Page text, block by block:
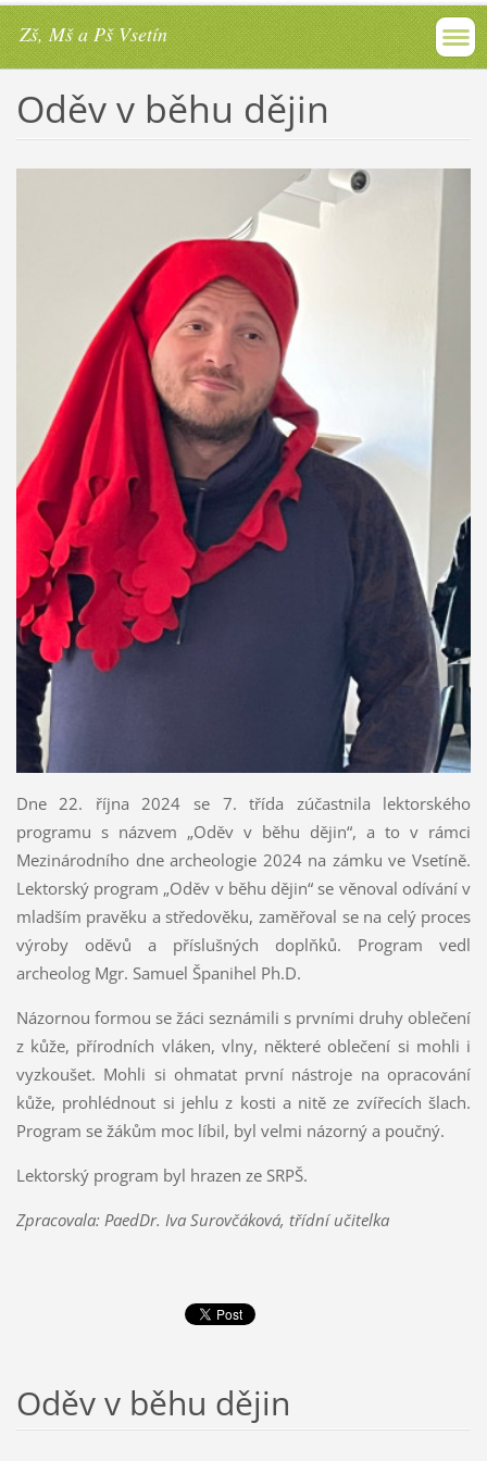
Zš, Mš a Pš Vsetín
Oděv v běhu dějin
Dne 22. října 2024 se 7. třída zúčastnila lektorského
programu s názvem „Oděv v běhu dějin“, a to v rámci
Mezinárodního dne archeologie 2024 na zámku ve Vsetíně.
Lektorský program „Oděv v běhu dějin“ se věnoval odívání v
mladším pravěku a středověku, zaměřoval se na celý proces
výroby oděvů a příslušných doplňků. Program vedl
archeolog Mgr. Samuel Španihel Ph.D.
Názornou formou se žáci seznámili s prvními druhy oblečení
z kůže, přírodních vláken, vlny, některé oblečení si mohli i
vyzkoušet. Mohli si ohmatat první nástroje na opracování
kůže, prohlédnout si jehlu z kosti a nitě ze zvířecích šlach.
Program se žákům moc líbil, byl velmi názorný a poučný.
Lektorský program byl hrazen ze SRPŠ.
Zpracovala: PaedDr. Iva Surovčáková, třídní učitelka
Oděv v běhu dějin